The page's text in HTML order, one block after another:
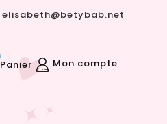
elisabeth@betybab.net
Mon compte
Panier